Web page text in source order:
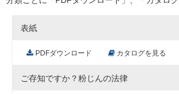
表紙
PDFダウンロード カタログを見る
ご存知ですか？粉じんの法律